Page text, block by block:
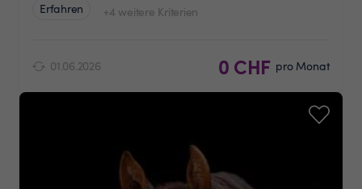
Erfahren
+4 weitere Kriterien
01.06.2026 0 CHF pro Monat